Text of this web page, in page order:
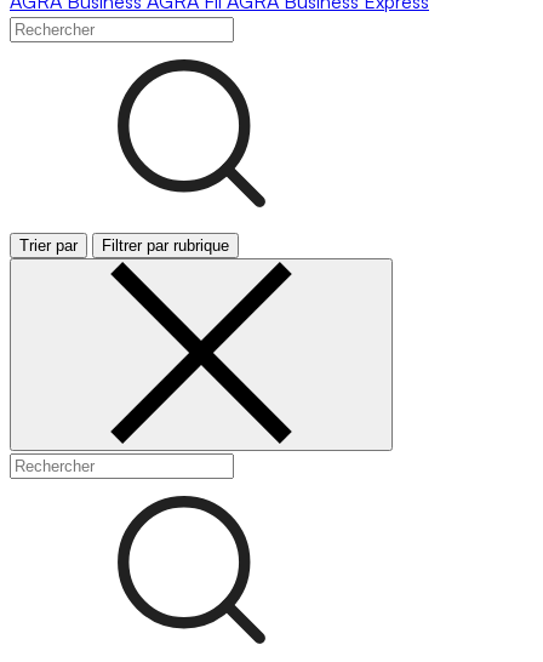
Trier par Filtrer par rubrique